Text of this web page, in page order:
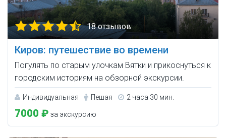
18 отзывов
Киров: путешествие во времени
Погулять по старым улочкам Вятки и прикоснуться к
городским историям на обзорной экскурсии.
Индивидуальная Пешая 2 часа 30 мин.
7000 ₽ за экскурсию